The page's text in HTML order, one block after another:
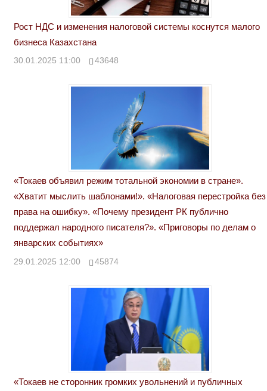
Рост НДС и изменения налоговой системы коснутся малого
бизнеса Казахстана
30.01.2025 11:00 43648
«Токаев объявил режим тотальной экономии в стране».
«Хватит мыслить шаблонами!». «Налоговая перестройка без
права на ошибку». «Почему президент РК публично
поддержал народного писателя?». «Приговоры по делам о
январских событиях»
29.01.2025 12:00 45874
«Токаев не сторонник громких увольнений и публичных